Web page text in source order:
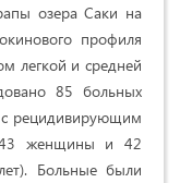
озера Саки на
профиля
легкой и средней
85 больных
рецидивирующим
(43 женщины и 42
Больные были